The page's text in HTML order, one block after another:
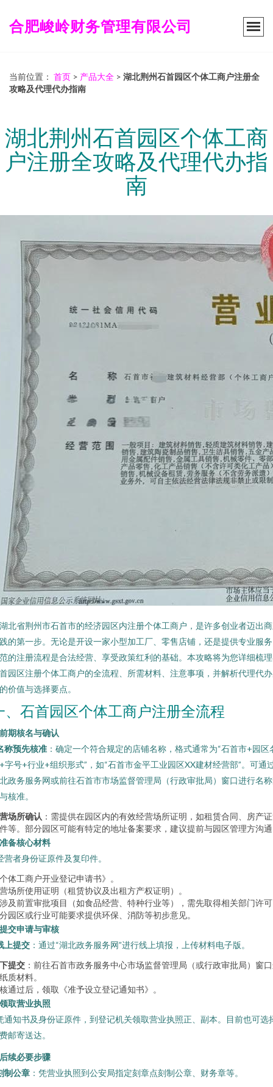
合肥峻岭财务管理有限公司
当前位置： 首页 > 产品大全 > 湖北荆州石首园区个体工商户注册全
攻略及代理代办指南
湖北荆州石首园区个体工商
户注册全攻略及代理代办指
南
北省荆州市石首市的经济园区内注册个体工商户，是许多创业者迈出
的第一步。无论是开设一家小型加工厂、零售店铺，还是提供专业服
的注册流程是合法经营、享受政策红利的基础。本攻略将为您详细梳
园区注册个体工商户的全流程、所需材料、注意事项，并解析代理代
价值与选择要点。
、石首园区个体工商户注册全流程
期核名与确认
称预先核准 ：确定一个符合规定的店铺名称，格式通常为“石首市+园区
字号+行业+组织形式”，如“石首市金平工业园区XX建材经营部”。可通
政务服务网或前往石首市市场监督管理局（行政审批局）窗口进行名
核准。
场所确认 ：需提供在园区内的有效经营场所证明，如租赁合同、房产
等。部分园区可能有特定的地址备案要求，建议提前与园区管理方沟
备核心材料
营者身份证原件及复印件。
体工商户开业登记申请书》。
场所使用证明（租赁协议及出租方产权证明）。
及前置审批项目（如食品经营、特种行业等），需先取得相关部门许
园区或行业可能要求提供环保、消防等初步意见。
交申请与审核
上提交 ：通过“湖北政务服务网”进行线上填报，上传材料电子版。
提交 ：前往石首市政务服务中心市场监督管理局（或行政审批局）窗
质材料。
通过后，领取《准予设立登记通知书》。
取营业执照
通知书及身份证原件，到登记机关领取营业执照正、副本。目前也可选
邮寄送达。
续必要步骤
制公章 ：凭营业执照到公安局指定刻章点刻制公章、财务章等。